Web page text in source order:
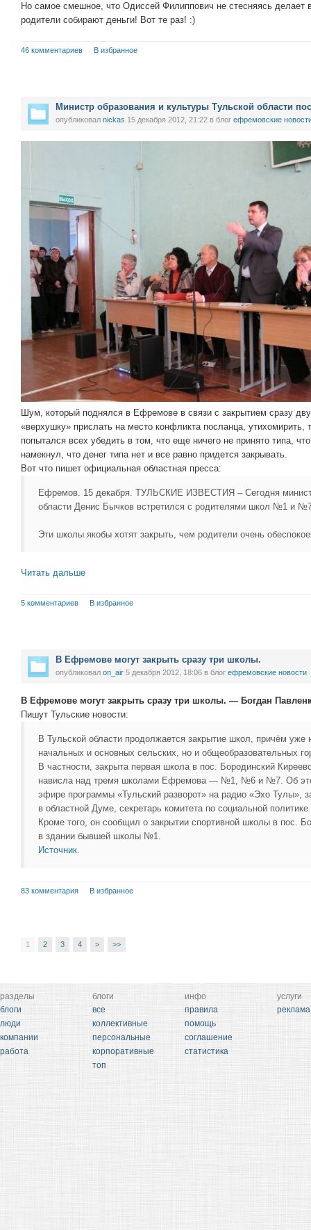
Но самое смешное, что Одиссей Филиппович не стесняясь делает
родители собирают деньги! Вот те раз! :)
46 комментариев В избранное
Министр образования и культуры Тульской области
опубликовал nickas 15 декабря 2012, 21:22 в блог ефремовские
Шум, который поднялся в Ефремове в связи с закрытием сразу
«верхушку» прислать на место конфликта посланца, утихомирить,
попытался всех убедить в том, что еще ничего не принято типа,
намекнул, что денег типа нет и все равно придется закрывать.
Вот что пишет официальная областная пресса:
Ефремов. 15 декабря. ТУЛЬСКИЕ ИЗВЕСТИЯ – Сегодня
области Денис Бычков встретился с родителями школ №1 и
Эти школы якобы хотят закрыть, чем родители очень
Читать дальше
5 комментариев В избранное
В Ефремове могут закрыть сразу три школы.
опубликовал on_air 5 декабря 2012, 18:06 в блог ефремовские новости
В Ефремове могут закрыть сразу три школы. — Богдан
Пишут Тульские новости:
В Тульской области продолжается закрытие школ, причём уже
начальных и основных сельских, но и общеобразовательных
В частности, закрыта первая школа в пос. Бородинский
нависла над тремя школами Ефремова — №1, №6 и №7. Об
эфире программы «Тульский разворот» на радио «Эхо Тулы»,
в областной Думе, секретарь комитета по социальной
Кроме того, он сообщил о закрытии спортивной школы в пос.
в здании бывшей школы №1.
Источник.
83 комментария В избранное
1 2 3 4 > >>
разделы
блоги
люди
компании
работа
блоги
все
коллективные
персональные
корпоративные
топ
инфо
правила
помощь
соглашение
статистика
услуги
реклама